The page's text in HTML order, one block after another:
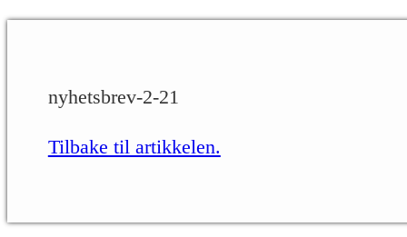
nyhetsbrev-2-21
Tilbake til artikkelen.